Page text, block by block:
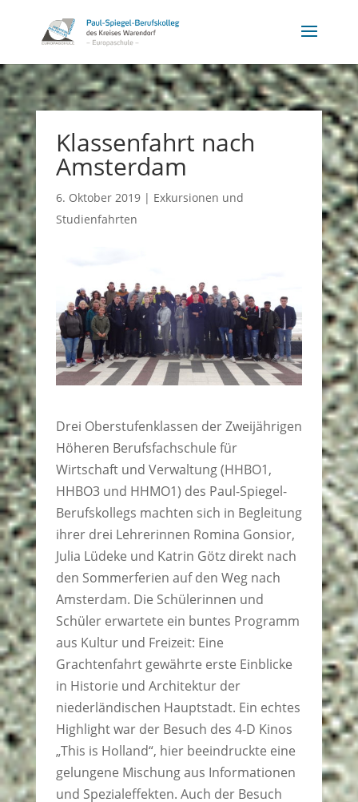
Klassenfahrt nach
Amsterdam
6. Oktober 2019| Exkursionen und
Studienfahrten
Drei Oberstufenklassen der Zweijährigen
Höheren Berufsfachschule für
Wirtschaft und Verwaltung (HHBO1,
HHBO3 und HHMO1) des Paul-Spiegel-
Berufskollegs machten sich in Begleitung
ihrer drei Lehrerinnen Romina Gonsior,
Julia Lüdeke und Katrin Götz direkt nach
den Sommerferien auf den Weg nach
Amsterdam. Die Schülerinnen und
Schüler erwartete ein buntes Programm
aus Kultur und Freizeit: Eine
Grachtenfahrt gewährte erste Einblicke
in Historie und Architektur der
niederländischen Hauptstadt. Ein echtes
Highlight war der Besuch des 4-D Kinos
„This is Holland“, hier beeindruckte eine
gelungene Mischung aus Informationen
und Spezialeffekten. Auch der Besuch